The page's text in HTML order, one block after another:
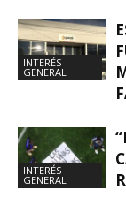
INTERÉS
GENERAL
INTERÉS
GENERAL